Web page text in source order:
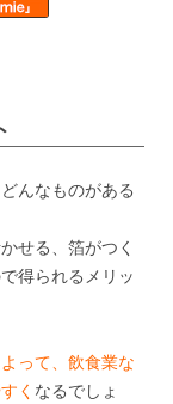
んなものがある
せる、箔がつく
得られるメリッ
って、飲食業な
く なるでしょ